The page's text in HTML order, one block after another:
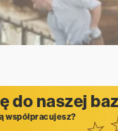
do naszej
współpracujesz?